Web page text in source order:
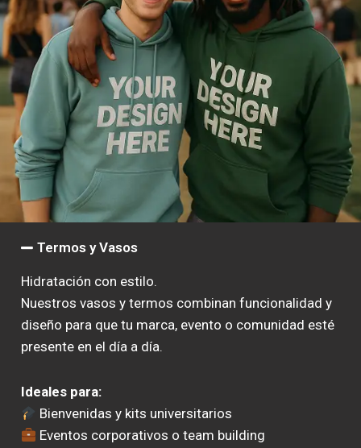
Termos y Vasos
Hidratación con estilo.
Nuestros vasos y termos combinan funcionalidad y
diseño para que tu marca, evento o comunidad esté
presente en el día a día.
Ideales para:
Bienvenidas y kits universitarios
Eventos corporativos o team building